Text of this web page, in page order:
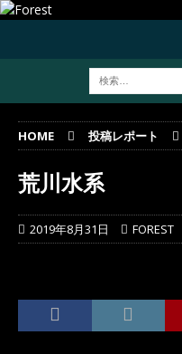
HOME 投稿レポート
荒川水系
2019年8月31日 FOREST